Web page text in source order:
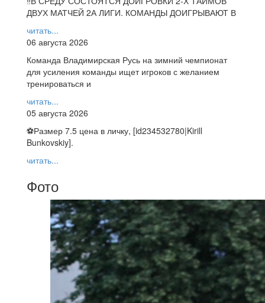
ДВУХ МАТЧЕЙ 2А ЛИГИ. КОМАНДЫ ДОИГРЫВАЮТ В
читать...
06 августа 2026
Команда Владимирская Русь на зимний чемпионат
для усиления команды ищет игроков с желанием
тренироваться и
читать...
05 августа 2026
⚽️Размер 7.5 цена в личку, [id234532780|Kirill
Bunkovskiy].
читать...
Фото